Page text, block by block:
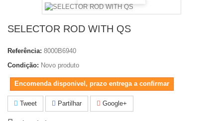
SELECTOR ROD WITH QS
Referência: 8000B6940
Condição: Novo produto
Encomenda disponivel, prazo entrega a confirmar
Tweet Partilhar Google+